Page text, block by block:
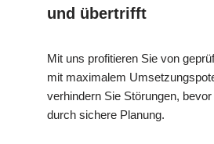
und übertrifft
Mit uns profitieren Sie von
mit maximalem
verhindern Sie Störungen,
durch sichere Planung.